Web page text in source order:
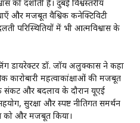
को दर्शाती है। दुबई विश्वस्तरीय
और मजबूत वैश्विक कनेक्टिविटी
परिस्थितियों में भी आत्मविश्वास के
डायरेक्टर डॉ. जॉय अलुक्कास ने कहा
कारोबारी महत्वाकांक्षाओं की मजबूत
संकट और बदलाव के दौरान यूएई
सुरक्षा और स्पष्ट नीतिगत समर्थन
को और मजबूत किया।